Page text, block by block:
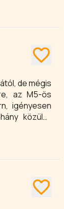
de mégis
az M5-ös
igényesen
közülük